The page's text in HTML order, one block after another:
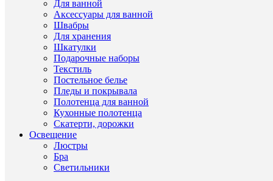
Для ванной
Аксессуары для ванной
Швабры
Для хранения
Шкатулки
Подарочные наборы
Текстиль
Постельное белье
Пледы и покрывала
Полотенца для ванной
Кухонные полотенца
Скатерти, дорожки
Освещение
Люстры
Бра
Светильники